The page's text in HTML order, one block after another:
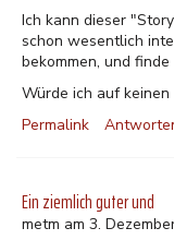
Ich kann dieser
schon wesentlich
bekommen, und
Würde ich auf
Permalink
Ein ziemlich guter und
metm am 3.